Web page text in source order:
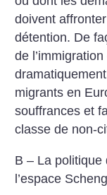
doivent
détention. De
de
migrants en
souffrances et
classe de non-
B – La politique
l’espace